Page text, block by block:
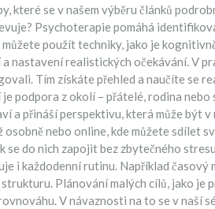
které se v našem výběru článků
Psychoterapie pomáhá
použít techniky, jako je
nastavení realistických očekávání. V
Tím získáte přehled a naučíte se
podpora z okolí – přátelé, rodina
a přináší perspektivu, která může být
osobně nebo online, kde můžete sdílet
se do nich zapojit bez zbytečného
i každodenní rutinu. Například
Plánování malých cílů, jako je
V návaznosti na to se v naší